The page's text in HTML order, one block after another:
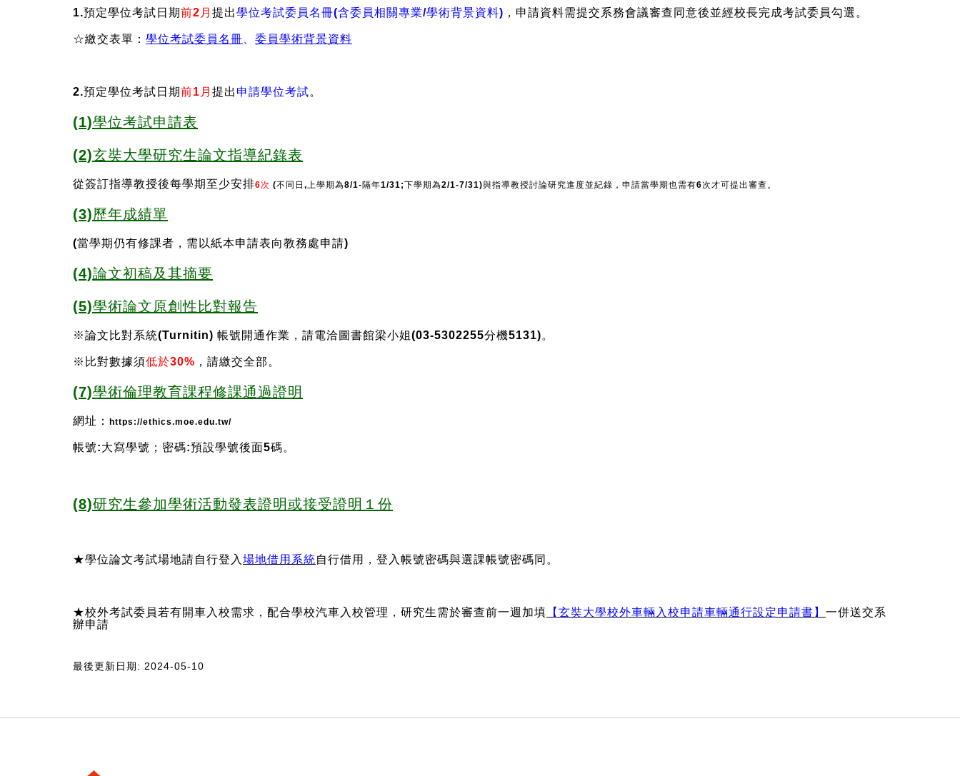
1.預定學位考試日期前2月 提出學位考試委員名冊(含委員相關專業/學術背景資料) ，申請資料需提交系務會議審查同意後並經校長完成考試委員勾選。
☆繳交表單： 學位考試委員名冊 委員學術背景資料
2.預定學位考試日期前1月 提出 申請學位考試。
(1)學位考試申請表
(2)玄奘大學研究生論文指導紀錄表
從簽訂指導教授後每學期至少安排6次 (不同日,上學期為8/1-隔年1/31;下學期為2/1-7/31)與指導教授討論研究進度並紀錄，申請當學期也需有6次才可提出審查。
(3)歷年成績單
(當學期仍有修課者，需以紙本申請表向教務處申請)
(4)論文初稿及其摘要
(5)學術論文原創性比對報告
※論文比對系統(Turnitin) 帳號開通作業，請電洽圖書館梁小姐(03-5302255分機5131)。
※比對數據須低於30% ，請繳交全部。
(7)學術倫理教育課程修課通過證明
網址： https://ethics.moe.edu.tw/
帳號:大寫學號；密碼:預設學號後面5碼。
(8)研究生參加學術活動發表證明或接受證明１份
★學位論文考試場地請自行登入 場地借用系統自行借用，登入帳號密碼與選課帳號密碼同。
★校外考試委員若有開車入校需求，配合學校汽車入校管理，研究生需於審查前一週加填 【玄奘大學校外車輛入校申請車輛通行設定申請書】 一併送交系
辦申請
最後更新日期: 2024-05-10